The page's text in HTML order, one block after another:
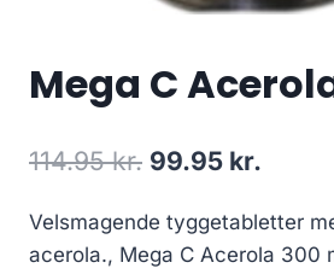
Mega C
114.95kr. Den
pris
99.95 kr.
pris
Velsmagende tyggetabletter
acerola., Mega C Acerola 300